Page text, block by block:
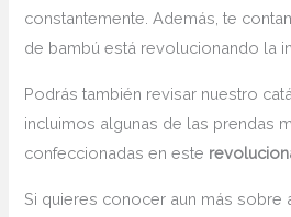
constantemente. Además, te
de bambú está revolucionando la
Podrás también revisar nuestro
incluimos algunas de las prendas
confeccionadas en este
Si quieres conocer aun más sobre